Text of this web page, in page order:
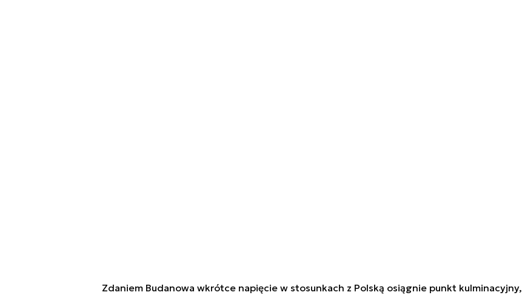
Zdaniem Budanowa wkrótce napięcie w stosunkach z Polską osiągnie punkt kulminacyjny,